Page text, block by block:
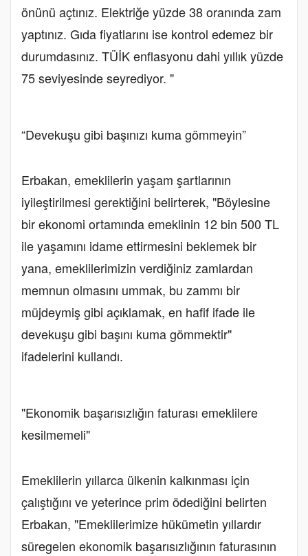
önünü açtınız. Elektriğe yüzde 38 oranında zam
yaptınız. Gıda fiyatlarını ise kontrol edemez bir
durumdasınız. TÜİK enflasyonu dahi yıllık yüzde
75 seviyesinde seyrediyor. "
“Devekuşu gibi başınızı kuma gömmeyin”
Erbakan, emeklilerin yaşam şartlarının
iyileştirilmesi gerektiğini belirterek, "Böylesine
bir ekonomi ortamında emeklinin 12 bin 500 TL
ile yaşamını idame ettirmesini beklemek bir
yana, emeklilerimizin verdiğiniz zamlardan
memnun olmasını ummak, bu zammı bir
müjdeymiş gibi açıklamak, en hafif ifade ile
devekuşu gibi başını kuma gömmektir"
ifadelerini kullandı.
"Ekonomik başarısızlığın faturası emeklilere
kesilmemeli"
Emeklilerin yıllarca ülkenin kalkınması için
çalıştığını ve yeterince prim ödediğini belirten
Erbakan, "Emeklilerimize hükümetin yıllardır
süregelen ekonomik başarısızlığının faturasının